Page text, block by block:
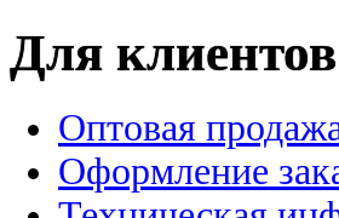
Для клиентов
Оптовая
Оформление